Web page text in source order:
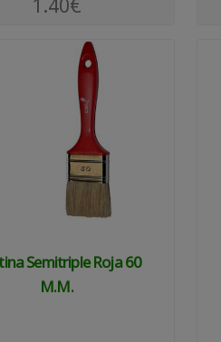
1.40€
Semitriple Roja 60
M.m.